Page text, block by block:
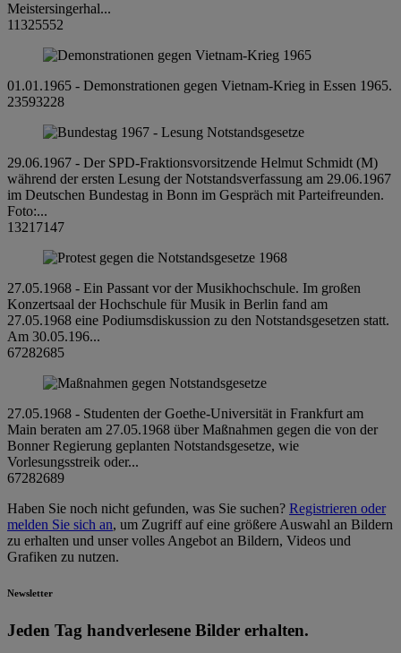
Meistersingerhal...
11325552
01.01.1965 - Demonstrationen gegen Vietnam-Krieg in Essen 1965.
23593228
29.06.1967 - Der SPD-Fraktionsvorsitzende Helmut Schmidt (M)
während der ersten Lesung der Notstandsverfassung am 29.06.1967
im Deutschen Bundestag in Bonn im Gespräch mit Parteifreunden.
Foto:...
13217147
27.05.1968 - Ein Passant vor der Musikhochschule. Im großen
Konzertsaal der Hochschule für Musik in Berlin fand am
27.05.1968 eine Podiumsdiskussion zu den Notstandsgesetzen statt.
Am 30.05.196...
67282685
27.05.1968 - Studenten der Goethe-Universität in Frankfurt am
Main beraten am 27.05.1968 über Maßnahmen gegen die von der
Bonner Regierung geplanten Notstandsgesetze, wie
Vorlesungsstreik oder...
67282689
Haben Sie noch nicht gefunden, was Sie suchen? Registrieren oder
melden Sie sich an, um Zugriff auf eine größere Auswahl an Bildern
zu erhalten und unser volles Angebot an Bildern, Videos und
Grafiken zu nutzen.
Newsletter
Jeden Tag hand­ver­le­se­ne Bilder erhalten.